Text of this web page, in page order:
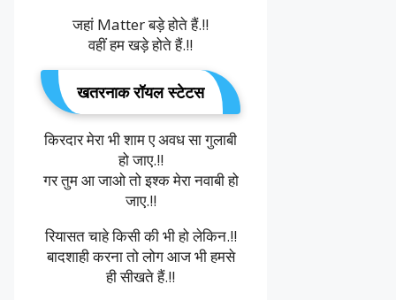
जहां Matter बड़े होते हैं.!!
वहीं हम खड़े होते हैं.!!
खतरनाक रॉयल स्टेटस
किरदार मेरा भी शाम ए अवध सा गुलाबी
हो जाए.!!
गर तुम आ जाओ तो इश्क मेरा नवाबी हो
जाए.!!
रियासत चाहे किसी की भी हो लेकिन.!!
बादशाही करना तो लोग आज भी हमसे
ही सीखते हैं.!!